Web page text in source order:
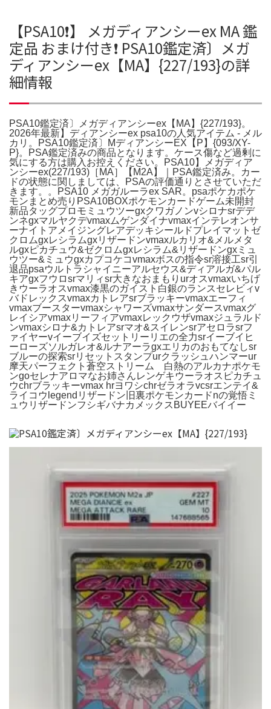
【PSA10❗️】 メガディアンシーex MA 鑑
定品 おまけ付き❗️ PSA10鑑定済〕メガ
ディアンシーex【MA】{227/193}の詳
細情報
PSA10鑑定済〕メガディアンシーex【MA】{227/193}。
2026年最新】ディアンシーex psa10の人気アイテム - メル
カリ。PSA10鑑定済〕MディアンシーEX【P】{093/XY-
P}。PSA鑑定済みの商品となります。ケース傷など過剰に
気にする方は購入お控えください。PSA10】メガディア
ンシーex(227/193)［MA］【M2A】｜PSA鑑定済み。カー
ドの状態に関しましては、PSAの評価通りとさせていただ
きます。。PSA10 メガガルーラex SAR。psaポケカポケ
モンまとめ売りPSA10BOXポケモンカードゲーム未開封
新品タッグプロモミュウツーgxクワガノンvシロナsrデデ
ンネgxマルヤクデvmaxムゲンダイナvmaxインテレオンサ
ーナイトアメイジングレアデッキシールドプレイマットゼ
クロムgxレシラムgxリザードンvmaxルカリオ&メルメタ
ルgxピカチュウ&ゼクロムgxレシラム&リザードンgxミュ
ウツー&ミュウgxカプコケコvmaxボスの指令sr溶接工sr引
退品psaウルトラシャイニーアルセウス&ディアルガ&パル
キアgxフウロsrマリィsr大きなおまもりurオスvmaxいちげ
きウーラオスvmax漆黒のガイスト白銀のランスセレビィv
バドレックスvmaxカトレアsrブラッキーvmaxエーフィ
vmaxブースターvmaxシャワーズvmaxサンダースvmaxグ
レイシアvmaxリーフィアvmaxレックウザvmaxジュラルド
ンvmaxシロナ&カトレアsrマオ&スイレンsrアセロラsrフ
ァイヤーvイーブイズセットリーリエの全力srイーブイヒ
ーローズソルガレオ&ルナアーラgxエリカのおもてなしsr
ブルーの探索srリセットスタンプurクラッシュハンマーur
摩天パーフェクト蒼空ストリーム 白熱のアルカナポケモ
ンgoセレナアロマなお姉さんレンゲキウーラオスピカチュ
ウchrブラッキーvmax hrヨワシchrゼラオラvcsrエンテイ&
ライコウlegendリザードン旧裏ポケモンカードnの覚悟ミ
ュウリザードンフシギバナカメックスBUYEEバイイー